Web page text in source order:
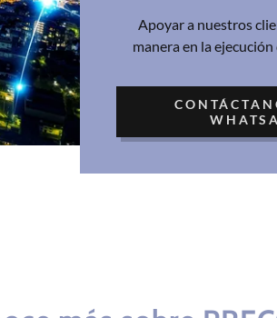
Apoyar a nuestros
manera en la